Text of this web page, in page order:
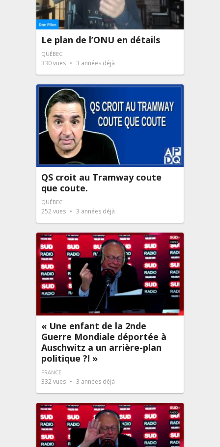
Le plan de l’ONU en détails
QUÉBEC
330vues 3 années déjà
QS croit au Tramway coute
que coute.
QUÉBEC
252vues 3 années déjà
« Une enfant de la 2nde
Guerre Mondiale déportée à
Auschwitz a un arrière-plan
politique ?! »
FRANCE
332vues 3 années déjà